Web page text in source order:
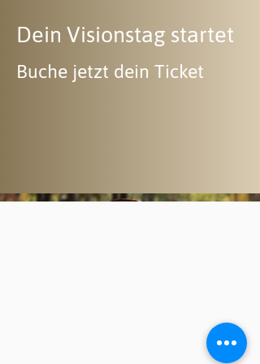
Dein Visionstag startet
Buche jetzt dein Ticket